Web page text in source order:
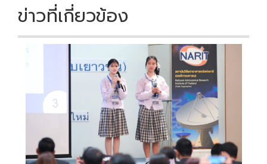
ข่าวที่เกี่ยวข้อง